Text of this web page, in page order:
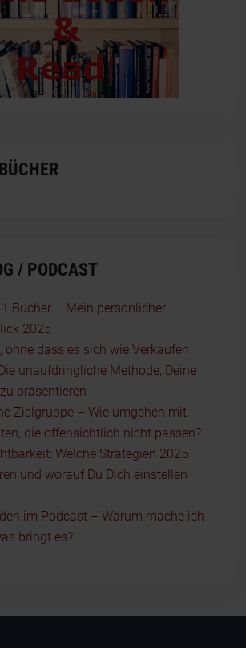
/ PODCAST
Bücher – Mein persönlicher
2025
ohne dass es sich wie Verkaufen
unaufdringliche Methode, Deine
präsentieren
Zielgruppe – Wie umgehen mit
die offensichtlich nicht passen?
Welche Strategien 2025
und worauf Du Dich einstellen
im Podcast – Warum mache ich
bringt es?